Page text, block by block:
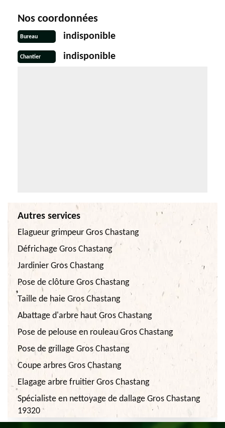
Nos coordonnées
Bureau indisponible
Chantier indisponible
Autres services
Elagueur grimpeur Gros Chastang
Défrichage Gros Chastang
Jardinier Gros Chastang
Pose de clôture Gros Chastang
Taille de haie Gros Chastang
Abattage d'arbre haut Gros Chastang
Pose de pelouse en rouleau Gros Chastang
Pose de grillage Gros Chastang
Coupe arbres Gros Chastang
Elagage arbre fruitier Gros Chastang
Spécialiste en nettoyage de dallage Gros Chastang
19320